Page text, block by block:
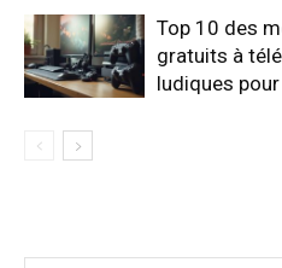
Top 10 des
gratuits à
ludiques